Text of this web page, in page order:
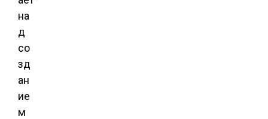
на
д
со
зд
ан
ие
м